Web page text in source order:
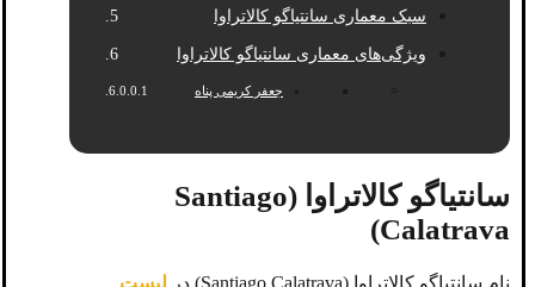
سبک معماری سانتیاگو کالاتراوا
ویژگی‌های معماری سانتیاگو کالاتراوا
جعفر کریمی پناه
سانتیاگو کالاتراوا (Santiago
Calatrava)
نام سانتیاگو کالاتراوا (Santiago Calatrava) در
لیست